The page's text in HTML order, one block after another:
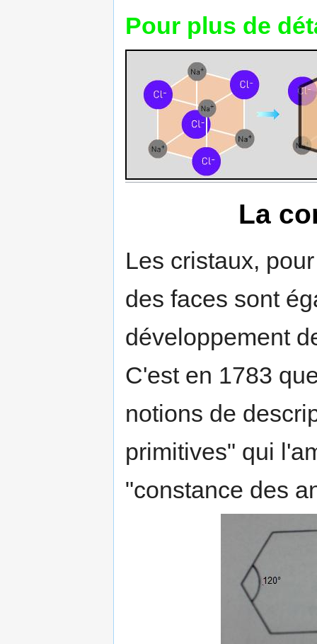
Pour plus de
La
Les cristaux,
des faces sont
développement
C'est en 1783
notions de
primitives" qui
"constance des